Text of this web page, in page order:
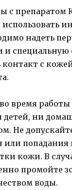
с препаратом
использовать
надеть
и специальную
контакт с
время
детей, ни
Не
или попадания
кожи. В
промойте
воды.